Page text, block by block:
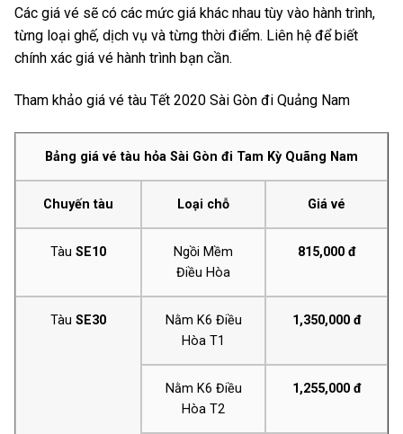
Các giá vé sẽ có các mức giá khác nhau tùy vào hành trình,
từng loại ghế, dịch vụ và từng thời điểm. Liên hệ để biết
chính xác giá vé hành trình bạn cần.
Tham khảo giá vé tàu Tết 2020 Sài Gòn đi Quảng Nam
Bảng giá vé tàu hỏa Sài Gòn đi Tam Kỳ Quãng Nam
Chuyến tàu Loại chỗ Giá vé
Tàu SE10
Ngồi Mềm
Điều Hòa
815,000 đ
Tàu SE30
Nằm K6 Điều
Hòa T1
1,350,000 đ
Nằm K6 Điều
Hòa T2
1,255,000 đ